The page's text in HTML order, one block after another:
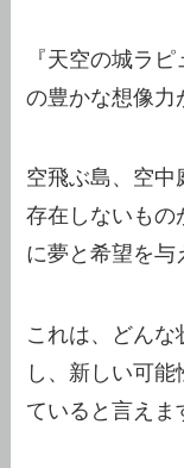
『天空の城ラ
の豊かな想像力
空飛ぶ島、空中
存在しないもの
に夢と希望を与
これは、どん
し、新しい可
ていると言えま